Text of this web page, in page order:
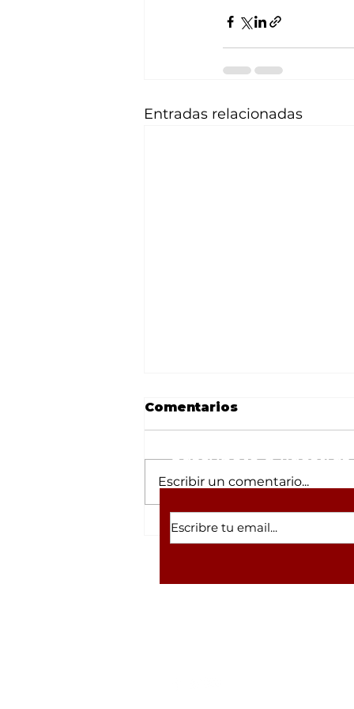
Entradas relacionadas
César Gastélum y la
lista de 'influencers'
por supuestos vínculos
Comentarios
Escribir un comentario...
Suscríbete a